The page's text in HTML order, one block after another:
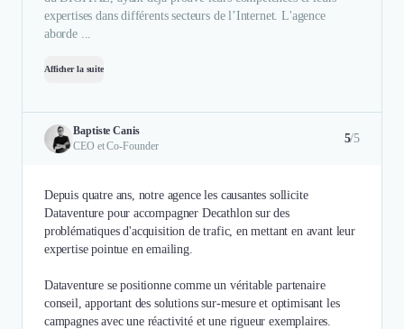
expertises dans différents secteurs de l’Internet. L'agence
aborde ...
Afficher la suite
Baptiste Canis
CEO et Co-Founder
5/5
Depuis quatre ans, notre agence les causantes sollicite
Dataventure pour accompagner Decathlon sur des
problématiques d'acquisition de trafic, en mettant en avant leur
expertise pointue en emailing. ​
Dataventure se positionne comme un véritable partenaire
conseil, apportant des solutions sur-mesure et optimisant les
campagnes avec une réactivité et une rigueur exemplaires. ​